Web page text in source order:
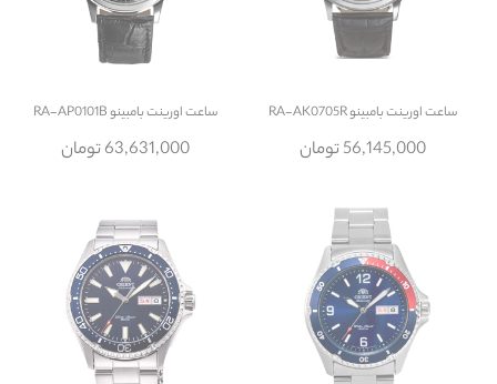
ساعتاورینت بامبینو RA-AK0705R
56,145,000 تومان
ساعتاورینت بامبینو RA-AP0101B
63,631,000 تومان